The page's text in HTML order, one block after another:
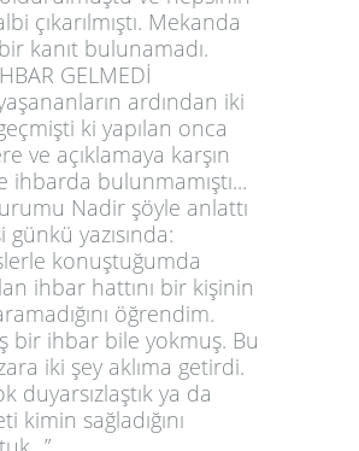
çıkarılmıştı. Mekanda
kanıt bulunamadı.
GELMEDİ
ardından iki
ki yapılan onca
ve açıklamaya karşın
ihbarda bulunmamıştı...
Nadir şöyle anlattı
günkü yazısında:
konuştuğumda
ihbar hattını bir kişinin
öğrendim.
bir ihbar bile yokmuş. Bu
iki şey aklıma getirdi.
duyarsızlaştık ya da
kimin sağladığını